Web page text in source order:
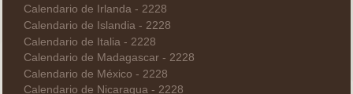
Calendario de Irlanda - 2228
Calendario de Islandia - 2228
Calendario de Italia - 2228
Calendario de Madagascar - 2228
Calendario de México - 2228
Calendario de Nicaragua - 2228